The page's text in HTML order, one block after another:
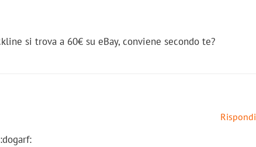
si trova a 60€ su eBay, conviene secondo te?
Rispondi